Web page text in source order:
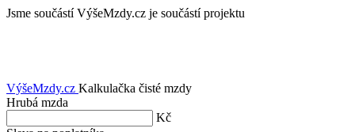
Jsme součástí VýšeMzdy.cz je součástí projektu
VýšeMzdy.cz Kalkulačka čisté mzdy
Hrubá mzda
Kč